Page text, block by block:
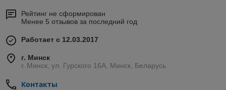
Рейтинг не сформирован
Менее 5 отзывов за последний год
Работает с 12.03.2017
г. Минск
г. Минск, ул. Гурского 16А, Минск, Беларусь
Контакты